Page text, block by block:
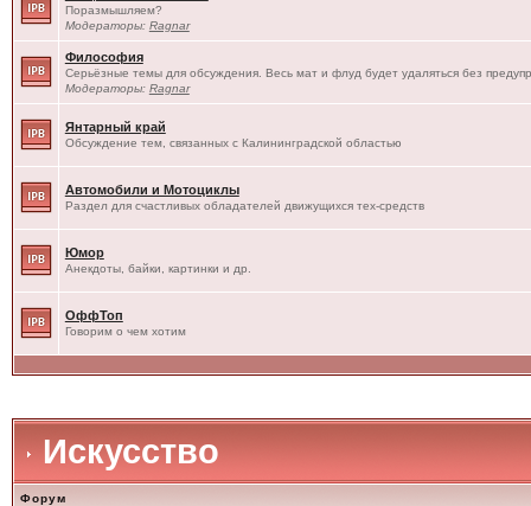
Поразмышляем?
Модераторы: Ragnar
Философия
Серьёзные темы для обсуждения. Весь мат и флуд будет удаляться без
Модераторы: Ragnar
Янтарный край
Обсуждение тем, связанных с Калининградской областью
Автомобили и Мотоциклы
Раздел для счастливых обладателей движущихся тех-средств
Юмор
Анекдоты, байки, картинки и др.
ОффТоп
Говорим о чем хотим
Искусство
Форум